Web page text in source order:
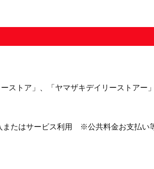
ストア」、「ヤマザキデイリーストアー
たはサービス利用 ※公共料金お支払い